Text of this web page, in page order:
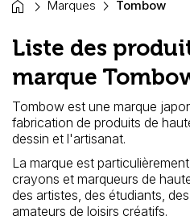
Peintures
Pinceaux & fournitures
Châssis, toiles & chevalets
Papiers
Dessin & arts graphiques
Cartons mousse & plume
home Marques Tombow
Liste des
marque
Tombow est une marque
fabrication de produits de
dessin et l'artisanat.
La marque est
crayons et marqueurs de
des artistes, des étudiants,
amateurs de loisirs créatifs.